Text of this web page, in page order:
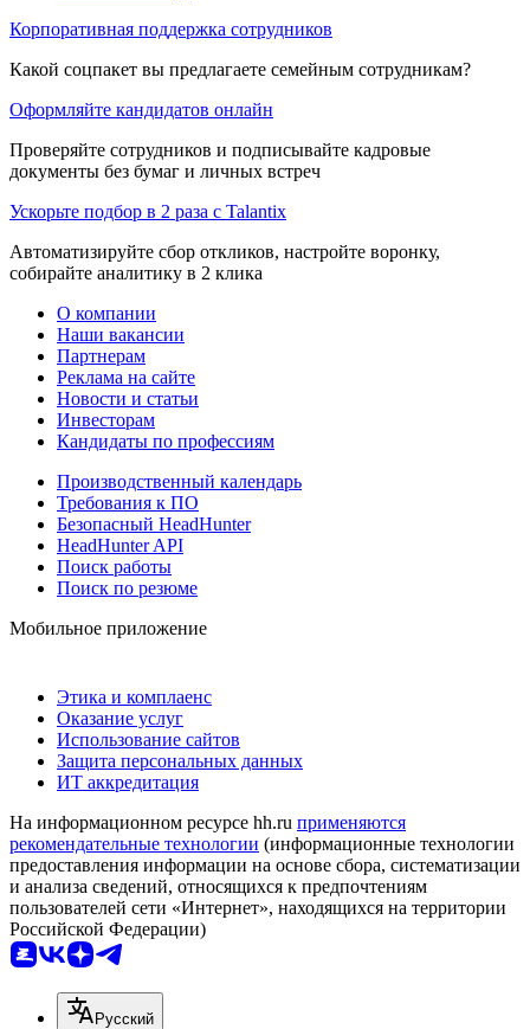
Корпоративная поддержка сотрудников
Какой соцпакет вы предлагаете семейным сотрудникам?
Оформляйте кандидатов онлайн
Проверяйте сотрудников и подписывайте кадровые
документы без бумаг и личных встреч
Ускорьте подбор в 2 раза с Talantix
Автоматизируйте сбор откликов, настройте воронку,
собирайте аналитику в 2 клика
О компании
Наши вакансии
Партнерам
Реклама на сайте
Новости и статьи
Инвесторам
Кандидаты по профессиям
Производственный календарь
Требования к ПО
Безопасный HeadHunter
HeadHunter API
Поиск работы
Поиск по резюме
Мобильное приложение
Этика и комплаенс
Оказание услуг
Использование сайтов
Защита персональных данных
ИТ аккредитация
На информационном ресурсе hh.ru применяются
рекомендательные технологии (информационные технологии
предоставления информации на основе сбора, систематизации
и анализа сведений, относящихся к предпочтениям
пользователей сети «Интернет», находящихся на территории
Российской Федерации)
Русский